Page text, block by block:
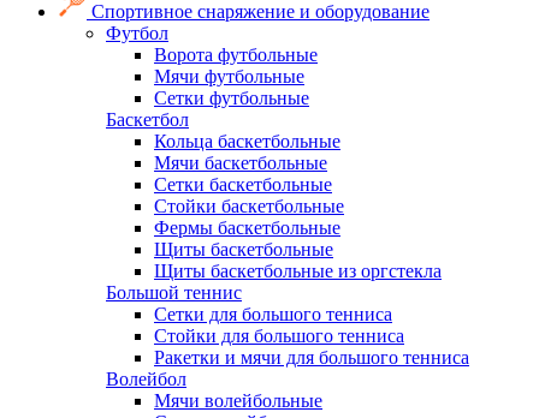
Спортивное снаряжение и оборудование
Футбол
Ворота футбольные
Мячи футбольные
Сетки футбольные
Баскетбол
Кольца баскетбольные
Мячи баскетбольные
Сетки баскетбольные
Стойки баскетбольные
Фермы баскетбольные
Щиты баскетбольные
Щиты баскетбольные из оргстекла
Большой теннис
Сетки для большого тенниса
Стойки для большого тенниса
Ракетки и мячи для большого тенниса
Волейбол
Мячи волейбольные